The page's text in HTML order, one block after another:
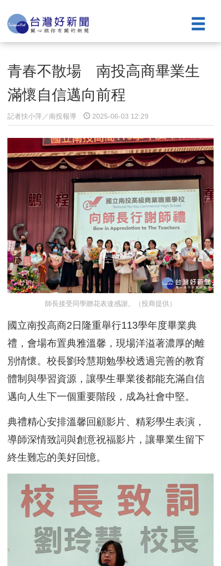
青春不散場 南投高商畢業生
滿懷自信邁向前程
記者扶小萍／南投報導 2025-06-03 12:29
師長接受同學贈花表達感謝。（投商提供）
國立南投高商2日隆重舉行113學年度畢業典
禮，會場布置典雅溫馨，現場洋溢著濃厚的離
別情懷。校長劉玲慧期勉學校透過完善的教育
體制與學習資源，讓學生畢業後都能充滿自信
邁向人生下一個重要階段，成為社會中堅。
典禮精心安排溫馨回顧影片、精彩學生表演，
導師深情致詞與創意祝福影片，讓畢業生留下
終生難忘的美好回憶。